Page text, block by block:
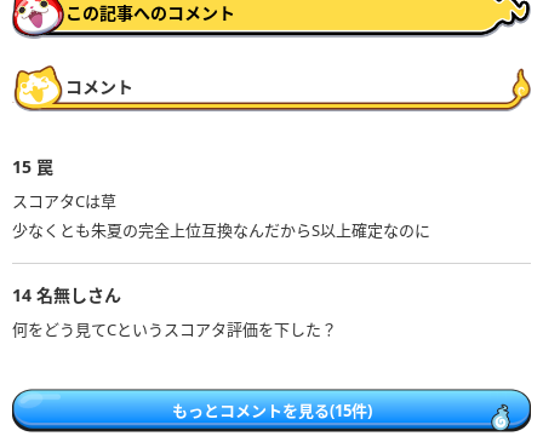
この記事へのコメント
コメント
15 罠
スコアタCは草
少なくとも朱夏の完全上位互換なんだからS以上確定なのに
14 名無しさん
何をどう見てCというスコアタ評価を下した？
もっとコメントを見る(15件)